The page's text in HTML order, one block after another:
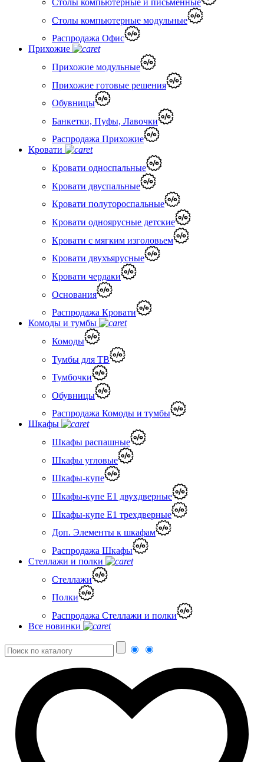
Столы компьютерные и письменные
Столы компьютерные модульные
Распродажа Офис
Прихожие
Прихожие модульные
Прихожие готовые решения
Обувницы
Банкетки, Пуфы, Лавочки
Распродажа Прихожие
Кровати
Кровати односпальные
Кровати двуспальные
Кровати полутороспальные
Кровати одноярусные детские
Кровати с мягким изголовьем
Кровати двухъярусные
Кровати чердаки
Основания
Распродажа Кровати
Комоды и тумбы
Комоды
Тумбы для ТВ
Тумбочки
Обувницы
Распродажа Комоды и тумбы
Шкафы
Шкафы распашные
Шкафы угловые
Шкафы-купе
Шкафы-купе Е1 двухдверные
Шкафы-купе Е1 трехдверные
Доп. Элементы к шкафам
Распродажа Шкафы
Стеллажи и полки
Стеллажи
Полки
Распродажа Стеллажи и полки
Все новинки